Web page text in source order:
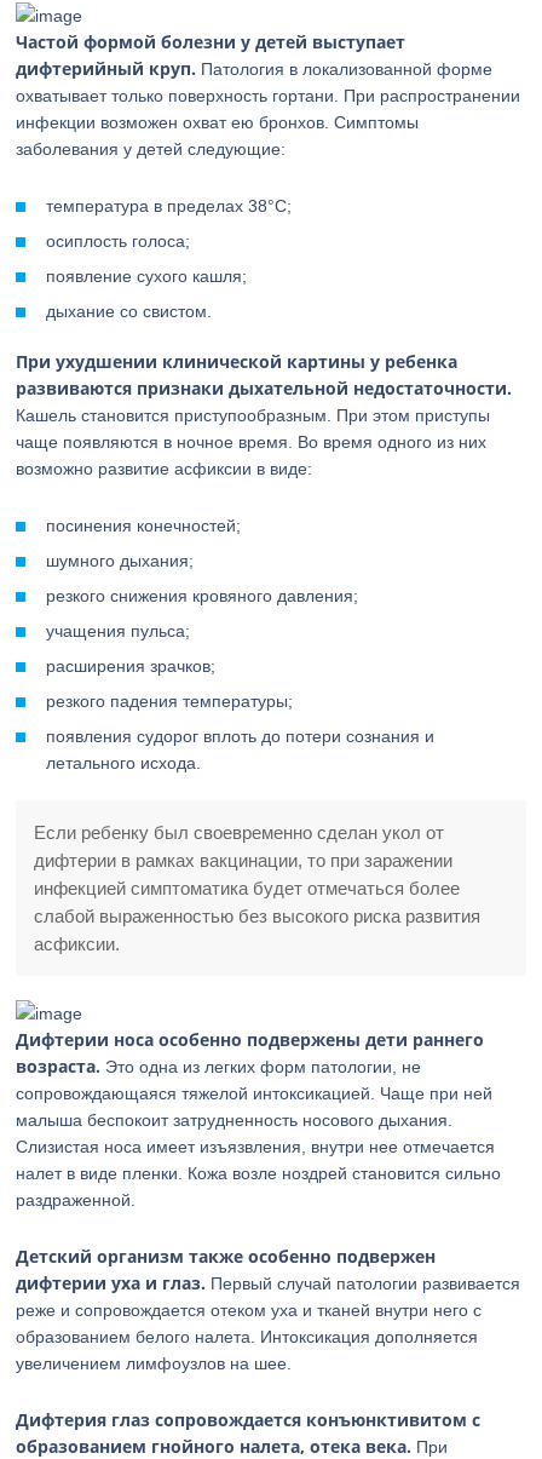
Частой формой болезни у детей выступает
дифтерийный круп. Патология в локализованной форме
охватывает только поверхность гортани. При распространении
инфекции возможен охват ею бронхов. Симптомы
заболевания у детей следующие:
температура в пределах 38°С;
осиплость голоса;
появление сухого кашля;
дыхание со свистом.
При ухудшении клинической картины у ребенка
развиваются признаки дыхательной недостаточности.
Кашель становится приступообразным. При этом приступы
чаще появляются в ночное время. Во время одного из них
возможно развитие асфиксии в виде:
посинения конечностей;
шумного дыхания;
резкого снижения кровяного давления;
учащения пульса;
расширения зрачков;
резкого падения температуры;
появления судорог вплоть до потери сознания и
летального исхода.
Если ребенку был своевременно сделан укол от
дифтерии в рамках вакцинации, то при заражении
инфекцией симптоматика будет отмечаться более
слабой выраженностью без высокого риска развития
асфиксии.
Дифтерии носа особенно подвержены дети раннего
возраста. Это одна из легких форм патологии, не
сопровождающаяся тяжелой интоксикацией. Чаще при ней
малыша беспокоит затрудненность носового дыхания.
Слизистая носа имеет изъязвления, внутри нее отмечается
налет в виде пленки. Кожа возле ноздрей становится сильно
раздраженной.
Детский организм также особенно подвержен
дифтерии уха и глаз. Первый случай патологии развивается
реже и сопровождается отеком уха и тканей внутри него с
образованием белого налета. Интоксикация дополняется
увеличением лимфоузлов на шее.
Дифтерия глаз сопровождается конъюнктивитом с
образованием гнойного налета, отека века. При